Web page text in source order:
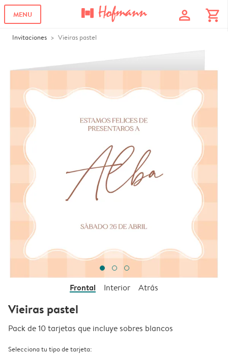
MENU profile shopping_cart
Invitaciones Vieiras pastel
Frontal Interior Atrás
Vieiras pastel
Pack de 10 tarjetas que incluye sobres blancos
Selecciona tu tipo de tarjeta: